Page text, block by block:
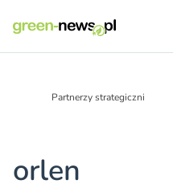
Partnerzy strategiczni
orlen